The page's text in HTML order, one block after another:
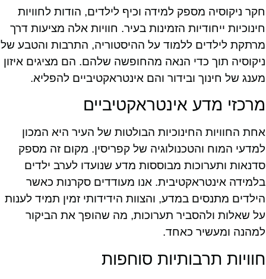
חקר ניקוסיה מספק למידה וכיף לילדים, הודות לחוויות
חינוכיות ייחודיות הזמינות בעיר. חוויות אלה מציעות דרך
מרתקת לילדים ללמוד על ההיסטוריה, התרבות והטבע של
ניקוסיה תוך כדי הנאה מהחופשה שלהם. הם מציגים איזון
מענג של חינוך ובידור והם אינטראקטיביים להפליא.
מרכזי מדע אינטראקטיביים
אחת החוויות החינוכיות הבולטות של העיר היא המכון
למדעי המוח והטכנולוגיה של קפריסין. מקום זה מספק
סדנאות ותערוכות מבוססות מדע שנועדו לערב ילדים
בלמידה אינטראקטיבית. אנו מעודדים סקרנות כאשר
הילדים מתנסים במדע, והצוות הידידותי זמין תמיד לענות
על שאלות ולהסביר תערוכות, מה שהופך את הביקור
למהנה ומעשיר כאחד.
חוויות תרבותיות סוחפות